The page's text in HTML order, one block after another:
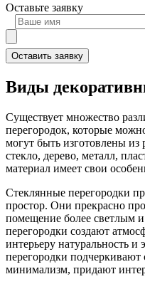
Оставьте заявку
Оставить заявку
Виды
Существует множество
перегородок, которые
могут быть изготовлены из
стекло, дерево, металл,
материал имеет свои
Стеклянные перегородки
простор. Они прекрасно
помещение более светлым
перегородки создают
интерьеру натуральность и
перегородки
минимализм, придают